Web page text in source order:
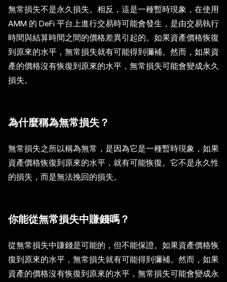
無常損失不是永久損失。相反，這是一種暫時現象，在使用
AMM 的 DeFi 平台上進行交易時可能會發生，是由交易執行
時間與結算時間之間的價格差異引起的。如果資產價格恢復
到原來的水平，無常損失就有可能得到彌補。然而，如果資
產的價格沒有恢復到原來的水平，無常損失可能會變成永久
損失。
為什麼稱為無常損失？
無常損失之所以稱為無常，是因為它是一種暫時現象，如果
資產價格恢復到原來的水平，就有可能恢復。它不是永久性
的損失，而是無法挽回的損失。
你能從無常損失中賺錢嗎？
從無常損失中賺錢是可能的，但不能保證。如果資產價格恢
復到原來的水平，無常損失就有可能得到彌補。然而，如果
資產的價格沒有恢復到原來的水平，無常損失可能會變成永